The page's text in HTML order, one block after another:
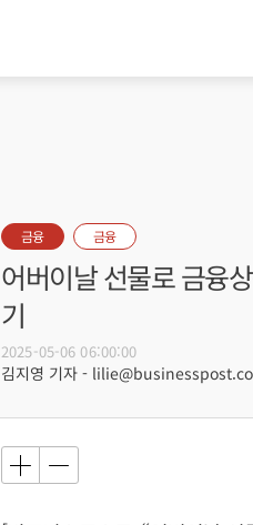
금융 금융
어버이날 선물로 금융
기
2025-05-06 06:00:00
김지영 기자 -